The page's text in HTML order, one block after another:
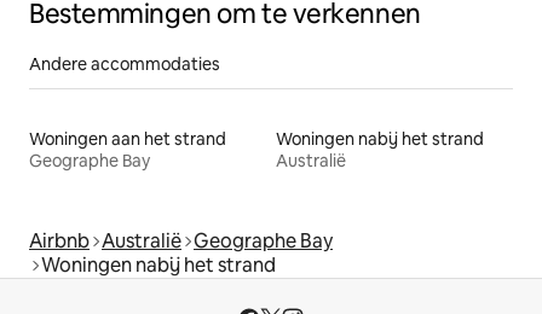
Bestemmingen om te verkennen
Andere accommodaties
Woningen aan het strand
Geographe Bay
Woningen nabij het strand
Australië
Airbnb Australië Geographe Bay
Woningen nabij het strand